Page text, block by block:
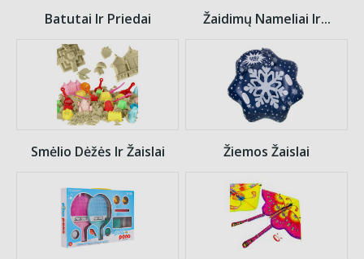
Batutai Ir Priedai Žaidimų Nameliai Ir...
Smėlio Dėžės Ir Žaislai Žiemos Žaislai